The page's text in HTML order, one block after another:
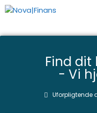
Find dit
- Vi
Uforpligtende